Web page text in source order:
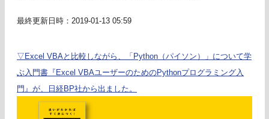
最終更新日時：2019-01-13 05:59
▽Excel VBAと比較しながら、「Python（パイソン）」について学
ぶ入門書『Excel VBAユーザーのためのPythonプログラミング入
門』が、日経BP社から出ました。